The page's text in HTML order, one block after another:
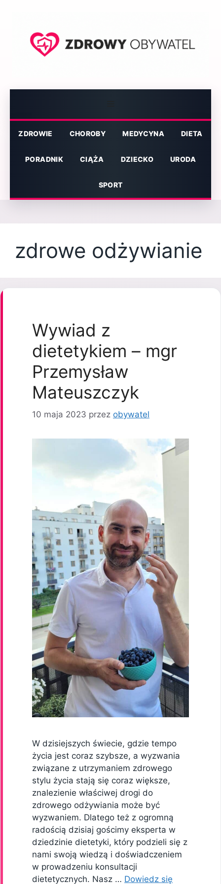
ZDROWIE CHOROBY MEDYCYNA DIETA
PORADNIK CIĄŻA DZIECKO URODA
SPORT
zdrowe odżywianie
Wywiad z
dietetykiem – mgr
Przemysław
Mateuszczyk
10 maja 2023 przez obywatel
W dzisiejszych świecie, gdzie tempo
życia jest coraz szybsze, a wyzwania
związane z utrzymaniem zdrowego
stylu życia stają się coraz większe,
znalezienie właściwej drogi do
zdrowego odżywiania może być
wyzwaniem. Dlatego też z ogromną
radością dzisiaj gościmy eksperta w
dziedzinie dietetyki, który podzieli się z
nami swoją wiedzą i doświadczeniem
w prowadzeniu konsultacji
dietetycznych. Nasz … Dowiedz się